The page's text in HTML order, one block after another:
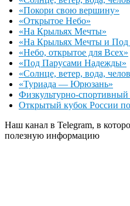
«Покори свою вершину»
«Открытое Небо»
«На Крыльях Мечты»
«На Крыльях Мечты и
«Небо, открытое для Всех»
«Под Парусами Надежды»
«Солнце, ветер, вода,
«Туриада — Юрюзань»
Физкультурно-
Открытый кубок России по
Наш канал в Telegram, в
полезную информацию